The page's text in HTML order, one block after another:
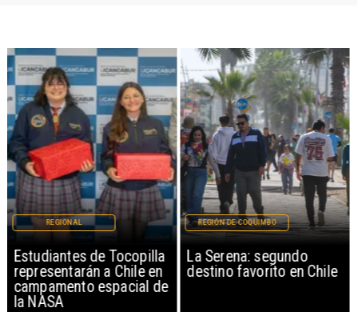
Estudiantes de Tocopilla
representarán a Chile en
campamento espacial de
la NASA
REGIONAL
La Serena: segundo
destino favorito en Chile
REGIÓN DE COQUIMBO